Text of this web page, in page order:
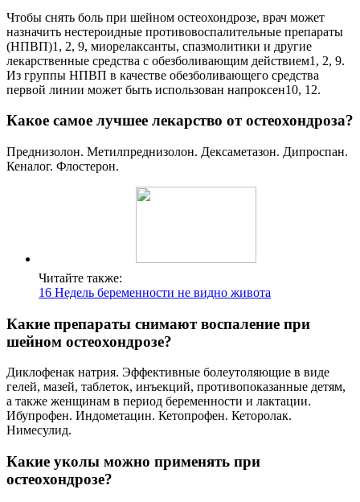
Чтобы снять боль при шейном остеохондрозе, врач может
назначить нестероидные противовоспалительные препараты
(НПВП)1, 2, 9, миорелаксанты, спазмолитики и другие
лекарственные средства с обезболивающим действием1, 2, 9.
Из группы НПВП в качестве обезболивающего средства
первой линии может быть использован напроксен10, 12.
Какое самое лучшее лекарство от остеохондроза?
Преднизолон. Метилпреднизолон. Дексаметазон. Дипроспан.
Кеналог. Флостерон.
Читайте также:
16 Недель беременности не видно живота
Какие препараты снимают воспаление при
шейном остеохондрозе?
Диклофенак натрия. Эффективные болеутоляющие в виде
гелей, мазей, таблеток, инъекций, противопоказанные детям,
а также женщинам в период беременности и лактации.
Ибупрофен. Индометацин. Кетопрофен. Кеторолак.
Нимесулид.
Какие уколы можно применять при
остеохондрозе?